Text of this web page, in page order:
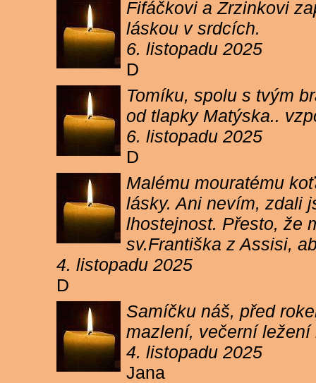
Fifáčkovi a Zrzinkovi
láskou v srdcích.
6. listopadu 2025
D
Tomíku, spolu s tvým
od tlapky Matýska..
6. listopadu 2025
D
Malému mouratému
lásky. Ani nevím, zdali
lhostejnost. Přesto, že
sv.Františka z Assisi,
4. listopadu 2025
D
Samíčku náš, před
mazlení, večerní
4. listopadu 2025
Jana